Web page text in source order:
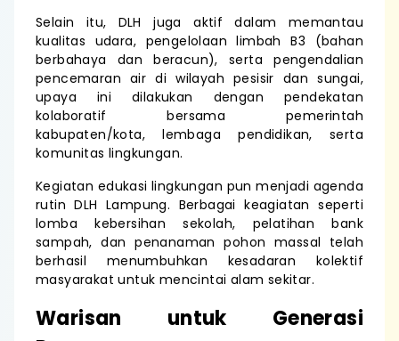
Selain itu, DLH juga aktif dalam memantau
kualitas udara, pengelolaan limbah B3 (bahan
berbahaya dan beracun), serta pengendalian
pencemaran air di wilayah pesisir dan sungai,
upaya ini dilakukan dengan pendekatan
kolaboratif bersama pemerintah
kabupaten/kota, lembaga pendidikan, serta
komunitas lingkungan.
Kegiatan edukasi lingkungan pun menjadi agenda
rutin DLH Lampung. Berbagai keagiatan seperti
lomba kebersihan sekolah, pelatihan bank
sampah, dan penanaman pohon massal telah
berhasil menumbuhkan kesadaran kolektif
masyarakat untuk mencintai alam sekitar.
Warisan untuk Generasi